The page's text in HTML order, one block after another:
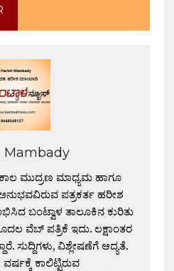
Mambady
ಮುದ್ರಣ ಮಾಧ್ಯಮ ಹಾಗೂ
ಪತ್ರಕರ್ತ ಹರೀಶ
ಬಂಟ್ವಾಳ ತಾಲೂಕಿನ ಕುರಿತು
ವೆಬ್ ಪತ್ರಿಕೆ ಇದು. ಲಕ್ಷಾಂತರ
ಸುದ್ದಿಗಳು, ವಿಶ್ಲೇಷಣೆಗೆ ಆದ್ಯತೆ.
ವರ್ಷಕ್ಕೆ ಕಾಲಿಟ್ಟಿರುವ